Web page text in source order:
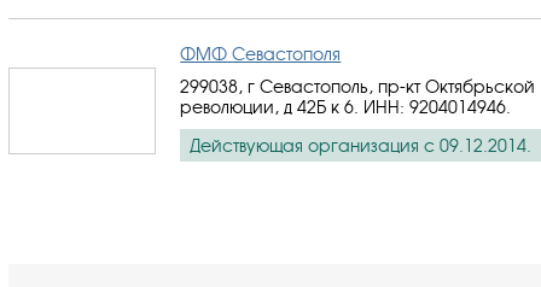
ФМФ Севастополя
299038, г Севастополь, пр-кт Октябрьской
революции, д 42Б к 6. ИНН: 9204014946
Действующая организация с 09.12.2014.